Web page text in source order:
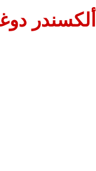
ألكسندر